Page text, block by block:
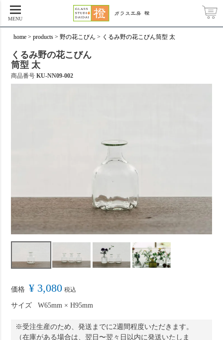
MENU
home products 野の花こびん くるみ野の花こびん筒型 太
くるみ野の花こびん
筒型 太
商品番号 KU-NN09-002
価格 ¥ 3,080 税込
サイズ W65mm × H95mm
※受注生産のため、発送までに2週間程度いただきます。
（在庫がある場合は、翌日〜翌々日以内に発送いたしま